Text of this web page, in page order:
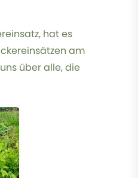
hat es
am
über alle, die